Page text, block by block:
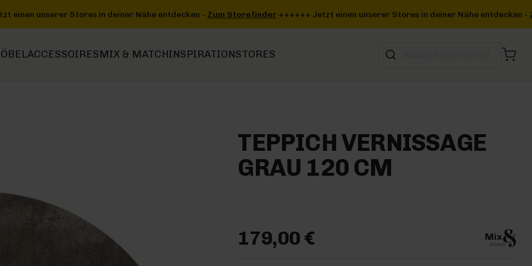
-Zum Storefinder ++++++ Jetzt einen unserer Stores in deiner Nähe entdecken -Zum Storefinder +++
ACCESSOIRESMIX & MATCHINSPIRATIONSTORES
TEPPICH VERNISSAGE
GRAU 120 CM
179,00 €